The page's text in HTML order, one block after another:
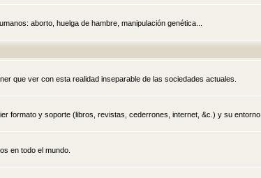
aborto, huelga de hambre, manipulación genética...
que ver con esta realidad inseparable de las sociedades actuales.
formato y soporte (libros, revistas, cederrones, internet, &c.) y su entorno.
en todo el mundo.